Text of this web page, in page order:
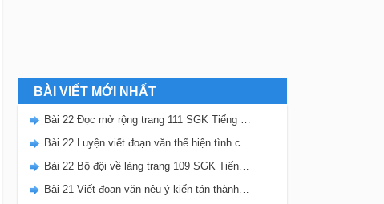
BÀI VIẾT MỚI NHẤT
Bài 22 Đọc mở rộng trang 111 SGK Tiếng Việt 5 Kết nối tri thức tập 2
Bài 22 Luyện viết đoạn văn thể hiện tình cảm, cảm xúc về một sự việc trang 111 SGK Tiếng Việt 5 Kết nối tri thức tập 2
Bài 22 Bộ đội về làng trang 109 SGK Tiếng Việt 5 Kết nối tri thức tập 2
Bài 21 Viết đoạn văn nêu ý kiến tán thành một sự việc, hiện tượng (Bài viết số 2) trang 108 SGK Tiếng Việt 5 Kết nối tri thức tập 2